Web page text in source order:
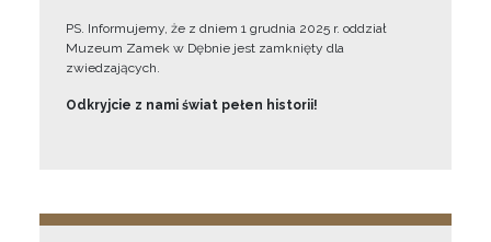
PS. Informujemy, że z dniem 1 grudnia 2025 r. oddział
Muzeum Zamek w Dębnie jest zamknięty dla
zwiedzających.
Odkryjcie z nami świat pełen historii!